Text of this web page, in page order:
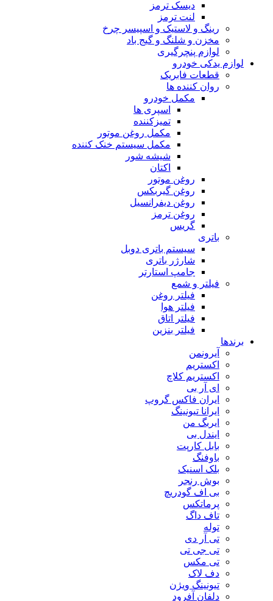
دیسک ترمز
لنت ترمز
رینگ و لاستیک و اسپیسر چرخ
مخزن و شلنگ و گیج باد
لوازم پنچرگیری
لوازم یدکی خودرو
قطعات فابریک
روان کننده ها
مکمل خودرو
اسپری ها
تمیزکننده
مکمل روغن موتور
مکمل سیستم خنک کننده
شیشه شور
اکتان
روغن موتور
روغن گیربکس
روغن دیفرانسیل
روغن ترمز
گریس
باتری
سیستم باتری دوبل
شارژر باتری
جامپ استارتر
فیلتر و شمع
فیلتر روغن
فیلتر هوا
فیلتر اتاق
فیلتر بنزین
برندها
آیرونمن
اکستریم
اکستریم کلاچ
ای آر بی
ایران فاکس گروپ
ایرانا تیونینگ
ایربگ من
ایندل بی
بابل کارپت
باوفنگ
بلک اسنیک
بوش رنجر
بی اف گودریچ
پرماتکس
تاف داگ
توله
تی آر دی
تی جی تی
تی مکس
دف لاک
تیونینگ ویژن
دلفان آفرود